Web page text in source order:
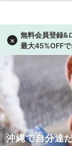
沖縄で自分達